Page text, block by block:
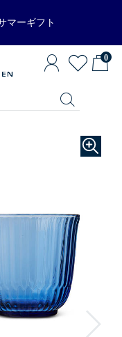
マーギフト
0